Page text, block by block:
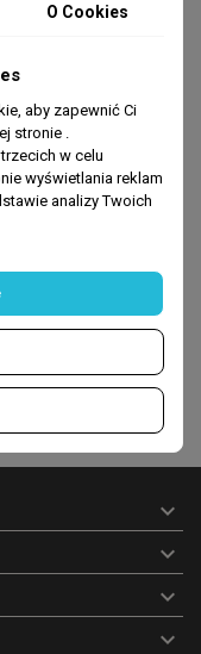



keyboard_arrow_down
O Cookies
aby zapewnić Ci
stronie .
w celu
wyświetlania reklam
analizy Twoich